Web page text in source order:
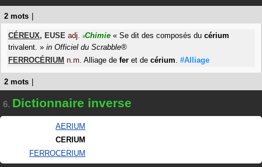
2 mots
CÉREUX, EUSE adj. #Chimie « Se dit des composés du cérium
trivalent. » in Officiel du Scrabble®
FERROCÉRIUM n.m. Alliage de fer et de cérium. #Alliage
2 mots
6. Dictionnaire inverse
AERIUM
CERIUM
FERROCERIUM